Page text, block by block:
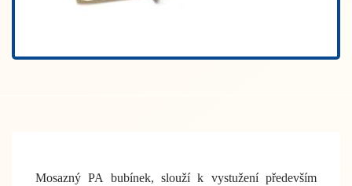
Mosazný PA bubínek, slouží k vystužení především